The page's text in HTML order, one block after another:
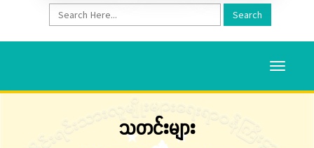
Search
Toggle
သတင်းများ